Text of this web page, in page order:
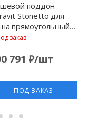
поддон
Stonetto для
прямоугольный
мм.,
заказ
791 ₽/шт
ПОД ЗАКАЗ